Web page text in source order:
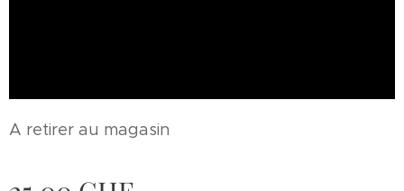
A retirer au magasin